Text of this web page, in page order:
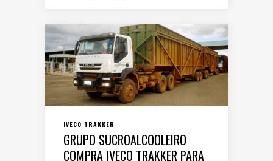
IVECO TRAKKER
GRUPO SUCROALCOOLEIRO
COMPRA IVECO TRAKKER PARA